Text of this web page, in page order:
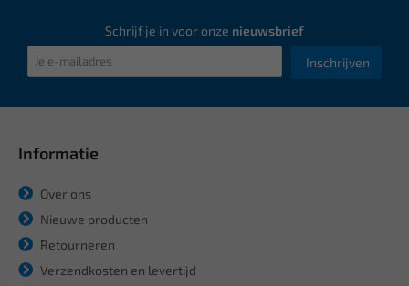
Schrijf je in voor onze nieuwsbrief
Inschrijven
Informatie
Over ons
Nieuwe producten
Retourneren
Verzendkosten en levertijd